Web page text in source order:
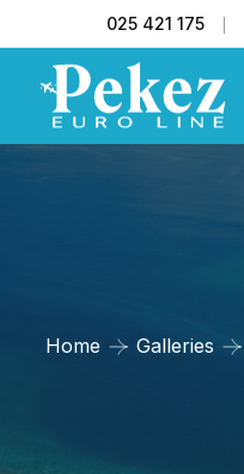
025 421 175
Home Galleries